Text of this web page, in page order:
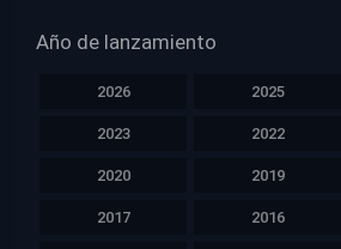
Año de lanzamiento
2026 2025
2023 2022
2020 2019
2017 2016